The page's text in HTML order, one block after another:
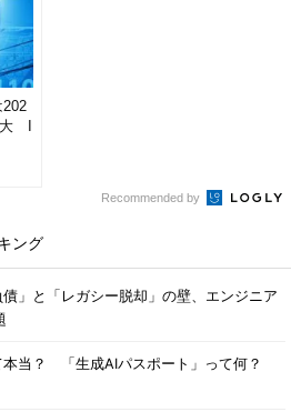
202
I
Recommended by
ング
」と「レガシー脱却」の壁、エンジニア
本当？ 「生成AIパスポート」って何？